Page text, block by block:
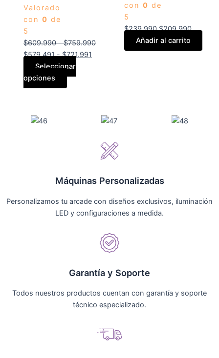
Valorado
con 0 de
5
$609.990 - $759.990
$579.491 - $721.991
Seleccionar
opciones
con 0 de
5
$239.990 $209.990
Añadir al carrito
Máquinas Personalizadas
Personalizamos tu arcade con diseños exclusivos, iluminación
LED y configuraciones a medida.
Garantía y Soporte
Todos nuestros productos cuentan con garantía y soporte
técnico especializado.